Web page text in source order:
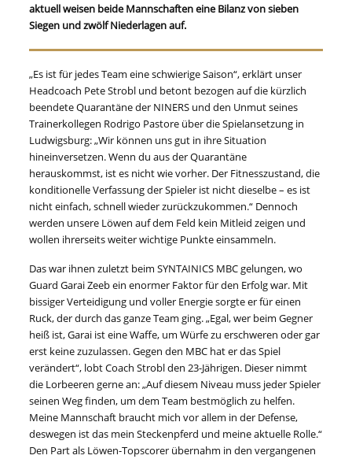
aktuell weisen beide Mannschaften eine Bilanz von sieben
Siegen und zwölf Niederlagen auf.
„Es ist für jedes Team eine schwierige Saison“, erklärt unser
Headcoach Pete Strobl und betont bezogen auf die kürzlich
beendete Quarantäne der NINERS und den Unmut seines
Trainerkollegen Rodrigo Pastore über die Spielansetzung in
Ludwigsburg: „Wir können uns gut in ihre Situation
hineinversetzen. Wenn du aus der Quarantäne
herauskommst, ist es nicht wie vorher. Der Fitnesszustand, die
konditionelle Verfassung der Spieler ist nicht dieselbe – es ist
nicht einfach, schnell wieder zurückzukommen.“ Dennoch
werden unsere Löwen auf dem Feld kein Mitleid zeigen und
wollen ihrerseits weiter wichtige Punkte einsammeln.
Das war ihnen zuletzt beim SYNTAINICS MBC gelungen, wo
Guard Garai Zeeb ein enormer Faktor für den Erfolg war. Mit
bissiger Verteidigung und voller Energie sorgte er für einen
Ruck, der durch das ganze Team ging. „Egal, wer beim Gegner
heiß ist, Garai ist eine Waffe, um Würfe zu erschweren oder gar
erst keine zuzulassen. Gegen den MBC hat er das Spiel
verändert“, lobt Coach Strobl den 23-Jährigen. Dieser nimmt
die Lorbeeren gerne an: „Auf diesem Niveau muss jeder Spieler
seinen Weg finden, um dem Team bestmöglich zu helfen.
Meine Mannschaft braucht mich vor allem in der Defense,
deswegen ist das mein Steckenpferd und meine aktuelle Rolle.“
Den Part als Löwen-Topscorer übernahm in den vergangenen